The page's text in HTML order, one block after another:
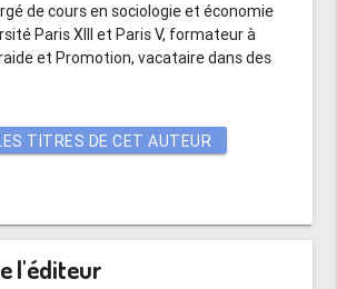
de cours en sociologie et économie
Paris XIII et Paris V, formateur à
et Promotion, vacataire dans des
TITRES DE CET AUTEUR
l'éditeur